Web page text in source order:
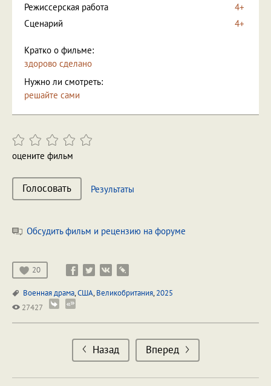
Режиссерская работа
4+
Сценарий
4+
Кратко о фильме:
здорово сделано
Нужно ли смотреть:
решайте сами
оцените фильм
Голосовать Результаты
Обсудить фильм и рецензию на форуме
20
Военная драма,США,Великобритания,2025
27427
Назад Вперед